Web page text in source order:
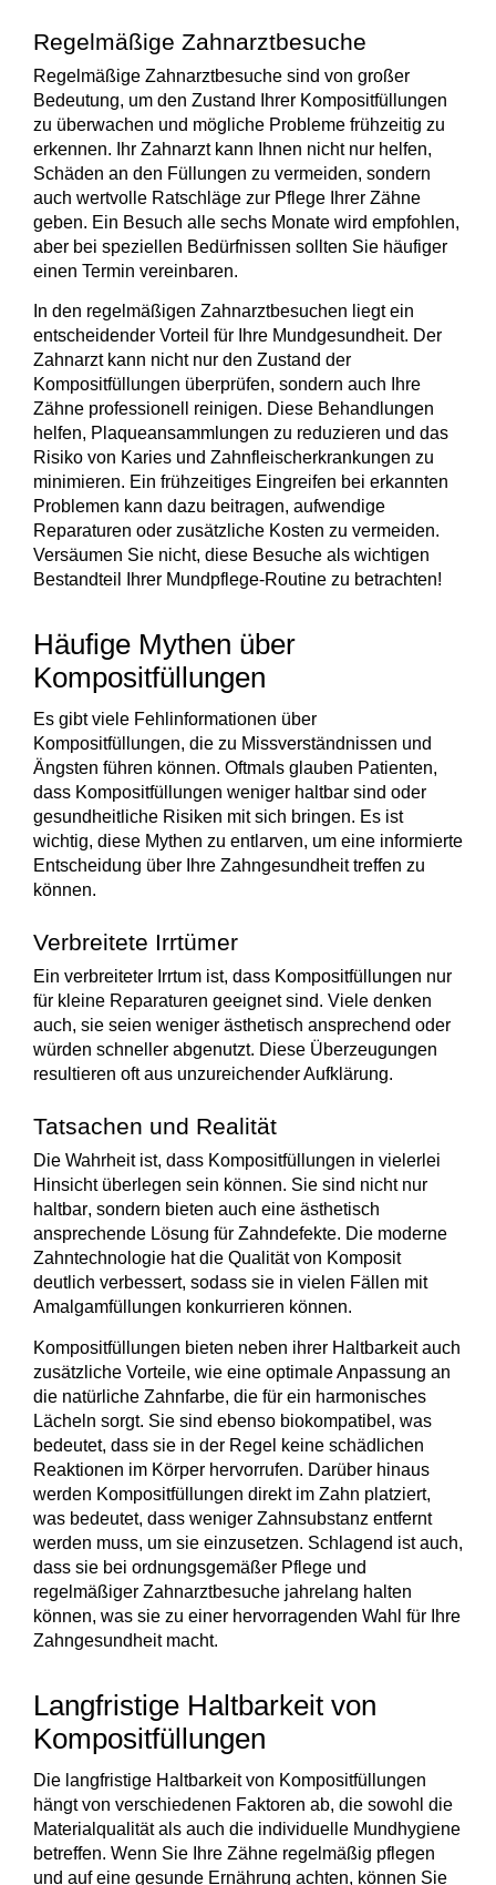
Regelmäßige Zahnarztbesuche
Regelmäßige Zahnarztbesuche sind von großer
Bedeutung, um den Zustand Ihrer Kompositfüllungen
zu überwachen und mögliche Probleme frühzeitig zu
erkennen. Ihr Zahnarzt kann Ihnen nicht nur helfen,
Schäden an den Füllungen zu vermeiden, sondern
auch wertvolle Ratschläge zur Pflege Ihrer Zähne
geben. Ein Besuch alle sechs Monate wird empfohlen,
aber bei speziellen Bedürfnissen sollten Sie häufiger
einen Termin vereinbaren.
In den regelmäßigen Zahnarztbesuchen liegt ein
entscheidender Vorteil für Ihre Mundgesundheit. Der
Zahnarzt kann nicht nur den Zustand der
Kompositfüllungen überprüfen, sondern auch Ihre
Zähne professionell reinigen. Diese Behandlungen
helfen, Plaqueansammlungen zu reduzieren und das
Risiko von Karies und Zahnfleischerkrankungen zu
minimieren. Ein frühzeitiges Eingreifen bei erkannten
Problemen kann dazu beitragen, aufwendige
Reparaturen oder zusätzliche Kosten zu vermeiden.
Versäumen Sie nicht, diese Besuche als wichtigen
Bestandteil Ihrer Mundpflege-Routine zu betrachten!
Häufige Mythen über
Kompositfüllungen
Es gibt viele Fehlinformationen über
Kompositfüllungen, die zu Missverständnissen und
Ängsten führen können. Oftmals glauben Patienten,
dass Kompositfüllungen weniger haltbar sind oder
gesundheitliche Risiken mit sich bringen. Es ist
wichtig, diese Mythen zu entlarven, um eine informierte
Entscheidung über Ihre Zahngesundheit treffen zu
können.
Verbreitete Irrtümer
Ein verbreiteter Irrtum ist, dass Kompositfüllungen nur
für kleine Reparaturen geeignet sind. Viele denken
auch, sie seien weniger ästhetisch ansprechend oder
würden schneller abgenutzt. Diese Überzeugungen
resultieren oft aus unzureichender Aufklärung.
Tatsachen und Realität
Die Wahrheit ist, dass Kompositfüllungen in vielerlei
Hinsicht überlegen sein können. Sie sind nicht nur
haltbar, sondern bieten auch eine ästhetisch
ansprechende Lösung für Zahndefekte. Die moderne
Zahntechnologie hat die Qualität von Komposit
deutlich verbessert, sodass sie in vielen Fällen mit
Amalgamfüllungen konkurrieren können.
Kompositfüllungen bieten neben ihrer Haltbarkeitauch
zusätzliche Vorteile, wie eine optimale Anpassung an
die natürliche Zahnfarbe, die für ein harmonisches
Lächeln sorgt. Sie sind ebenso biokompatibel, was
bedeutet, dass sie in der Regel keine schädlichen
Reaktionen im Körper hervorrufen. Darüber hinaus
werden Kompositfüllungen direkt im Zahn platziert,
was bedeutet, dass weniger Zahnsubstanz entfernt
werden muss, um sie einzusetzen. Schlagend ist auch,
dass sie bei ordnungsgemäßer Pflege und
regelmäßiger Zahnarztbesuche jahrelang halten
können, was sie zu einer hervorragenden Wahl für Ihre
Zahngesundheit macht.
Langfristige Haltbarkeit von
Kompositfüllungen
Die langfristige Haltbarkeitvon Kompositfüllungen
hängt von verschiedenen Faktoren ab, die sowohl die
Materialqualität als auch die individuelle Mundhygiene
betreffen. Wenn Sie Ihre Zähne regelmäßig pflegen
und auf eine gesunde Ernährung achten, können Sie